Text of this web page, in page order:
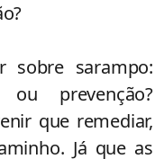
sobre sarampo:
prevenção?
que remediar,
Já que as